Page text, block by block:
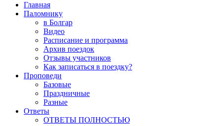
Главная
Паломнику
в Болгар
Видео
Расписание и программа
Архив поездок
Отзывы участников
Как записаться в поездку?
Проповеди
Базовые
Праздничные
Разные
Ответы
ОТВЕТЫ ПОЛНОСТЬЮ